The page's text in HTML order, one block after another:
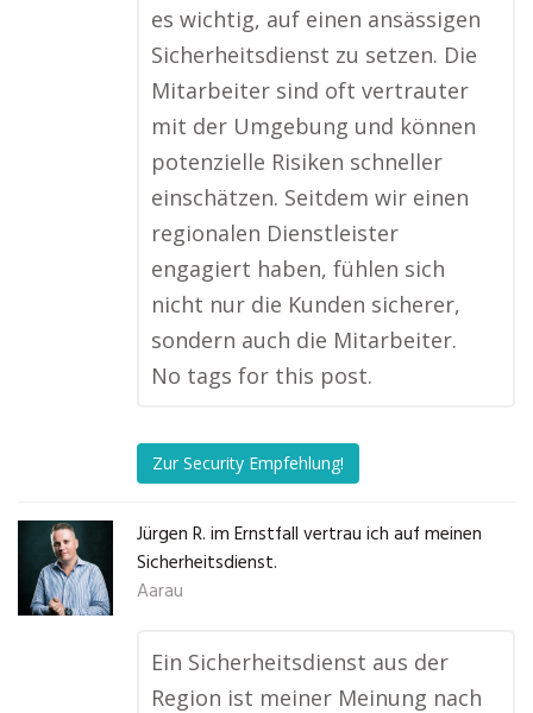
es wichtig, auf einen ansässigen
Sicherheitsdienst zu setzen. Die
Mitarbeiter sind oft vertrauter
mit der Umgebung und können
potenzielle Risiken schneller
einschätzen. Seitdem wir einen
regionalen Dienstleister
engagiert haben, fühlen sich
nicht nur die Kunden sicherer,
sondern auch die Mitarbeiter.
No tags for this post.
Zur Security Empfehlung!
Jürgen R. im Ernstfall vertrau ich auf meinen
Sicherheitsdienst.
Aarau
Ein Sicherheitsdienst aus der
Region ist meiner Meinung nach